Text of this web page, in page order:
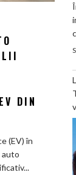
DIN
(EV) în
auto